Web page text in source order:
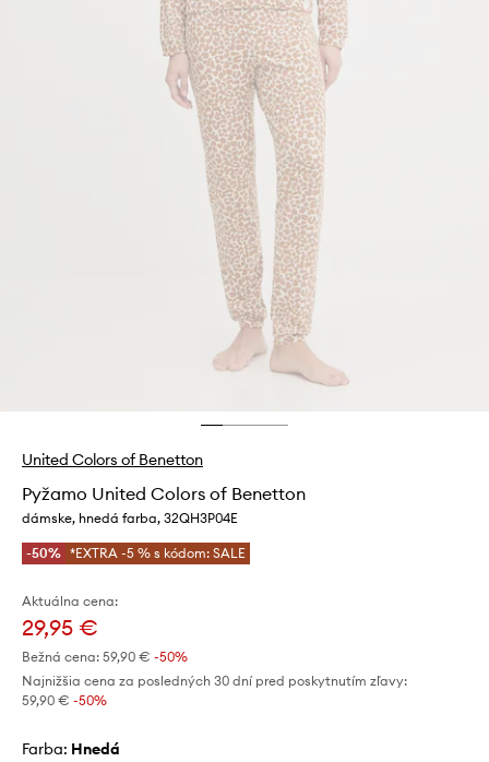
United Colors of Benetton
Pyžamo United Colors of Benetton
dámske, hnedá farba, 32QH3P04E
-50% *EXTRA -5 % s kódom: SALE
Aktuálna cena:
29,95 €
Bežná cena: 59,90 € -50%
Najnižšia cena za posledných 30 dní pred poskytnutím zľavy:
59,90 € -50%
Farba: hnedá